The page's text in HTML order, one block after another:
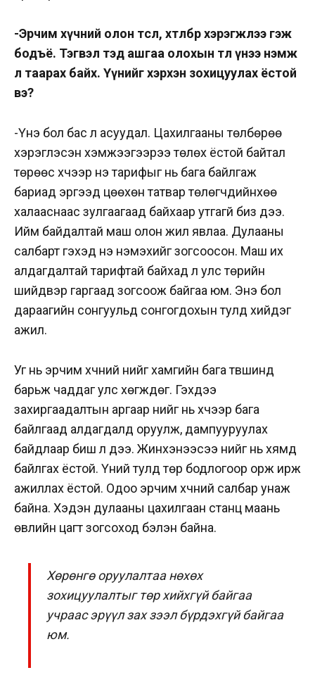
-Эрчим хүчний олон төсөл, хөтөлбөр хэрэгжлээ гэж
бодъё. Тэгвэл тэд ашгаа олохын төлөө үнээ нэмж
л таарах байх. Үүнийг хэрхэн зохицуулах ёстой
вэ?
-Үнэ бол бас л асуудал. Цахилгааны төлбөрөө
хэрэглэсэн хэмжээгээрээ төлөх ёстой байтал
төрөөс хүчээр үнэ тарифыг нь бага байлгаж
бариад эргээд цөөхөн татвар төлөгчдийнхөө
халааснаас зулгаагаад байхаар утгагүй биз дээ.
Ийм байдалтай маш олон жил явлаа. Дулааны
салбарт гэхэд үнэ нэмэхийг зогсоосон. Маш их
алдагдалтай тарифтай байхад л улс төрийн
шийдвэр гаргаад зогсоож байгаа юм. Энэ бол
дараагийн сонгуульд сонгогдохын тулд хийдэг
ажил.
Уг нь эрчим хүчний үнийг хамгийн бага түвшинд
барьж чаддаг улс хөгждөг. Гэхдээ
захиргаадалтын аргаар үнийг нь хүчээр бага
байлгаад алдагдалд оруулж, дампууруулах
байдлаар биш л дээ. Жинхэнээсээ үнийг нь хямд
байлгах ёстой. Үүний тулд төр бодлогоор орж ирж
ажиллах ёстой. Одоо эрчим хүчний салбар унаж
байна. Хэдэн дулааны цахилгаан станц маань
өвлийн цагт зогсоход бэлэн байна.
Хөрөнгө оруулалтаа нөхөх
зохицуулалтыг төр хийхгүй байгаа
учраас эрүүл зах зээл бүрдэхгүй байгаа
юм.